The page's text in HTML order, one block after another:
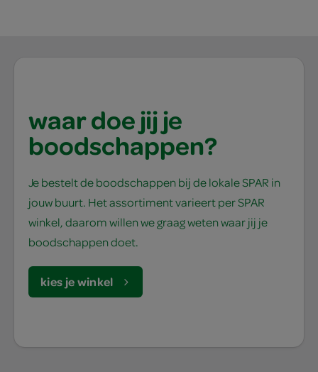
waar doe jij je
boodschappen?
Je bestelt de boodschappen bij de lokale SPAR in
jouw buurt. Het assortiment varieert per SPAR
winkel, daarom willen we graag weten waar jij je
boodschappen doet.
kies je winkel